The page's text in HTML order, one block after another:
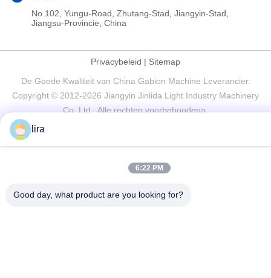
No.102, Yungu-Road, Zhutang-Stad, Jiangyin-Stad,
Jiangsu-Provincie, China
Privacybeleid | Sitemap
De Goede Kwaliteit van China Gabion Machine Leverancier.
Copyright © 2012-2026 Jiangyin Jinlida Light Industry Machinery
Co.,Ltd . Alle rechten voorbehoudena.
lira
6:22 PM
Good day, what product are you looking for?